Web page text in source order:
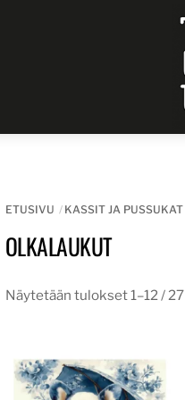
ETUSIVU KASSIT JA PUSSUKAT
OLKALAUKUT
Näytetään tulokset 1–12 / 27